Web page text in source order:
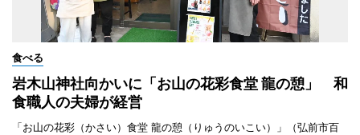
食べる
岩木山神社向かいに「お山の花彩食堂 龍の憩」 和
食職人の夫婦が経営
「お山の花彩（かさい）食堂 龍の憩（りゅうのいこい）」（弘前市百